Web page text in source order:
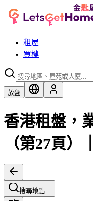
租屋
買樓
放盤
香港租盤，
（第27頁）
搜尋地點…